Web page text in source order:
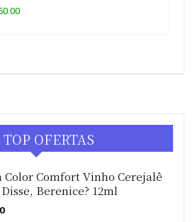
TOP OFERTAS
Color Comfort Vinho Cerejalê
Berenice? 12ml